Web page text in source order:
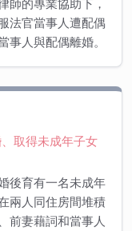
師的專業協助下，
法官當事人遭配偶
事人與配偶離婚。
取得未成年子女
後育有一名未成年
兩人同住房間堆積
前妻藉詞和當事人